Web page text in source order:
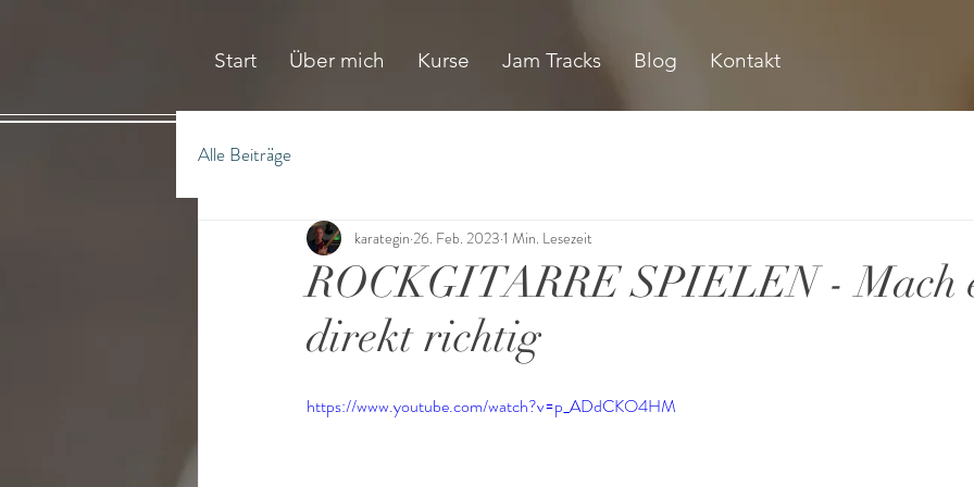
Start Über mich Kurse Jam Tracks Blog Kontakt
Alle Beiträge
ROCKGITARRE SPIELEN - Mach
direkt richtig
karategin 26. Feb. 2023 1 Min. Lesezeit
https://www.youtube.com/watch?v=p_ADdCKO4HM